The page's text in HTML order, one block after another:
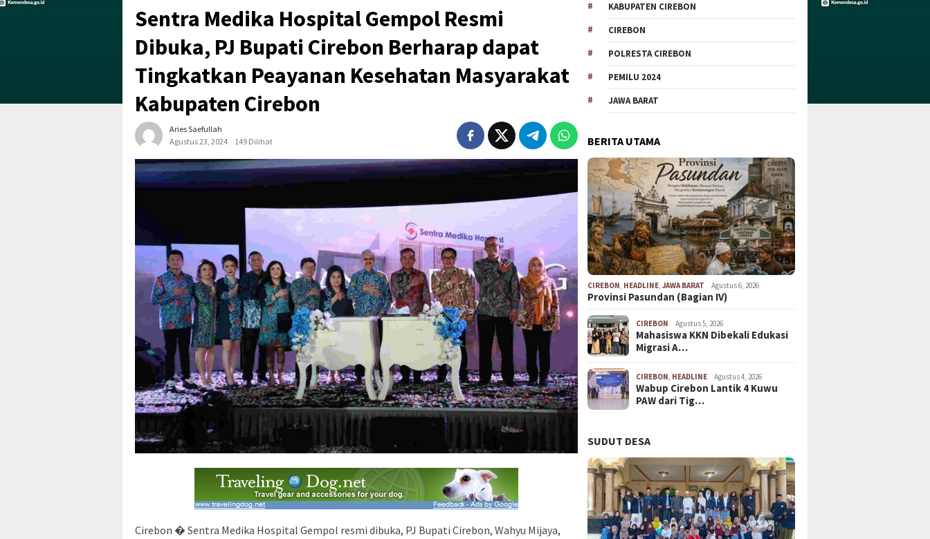
Sentra Medika Hospital Gempol Resmi
Dibuka, PJ Bupati Cirebon Berharap dapat
Tingkatkan Peayanan Kesehatan Masyarakat
Kabupaten Cirebon
Aries Saefullah
Agustus 23, 2024
149 Dilihat
Cirebon � Sentra Medika Hospital Gempol resmi dibuka, PJ Bupati Cirebon, Wahyu Mijaya,
KABUPATEN CIREBON
CIREBON
POLRESTA CIREBON
PEMILU 2024
JAWA BARAT
BERITA UTAMA
CIREBON, HEADLINE,JAWA BARAT Agustus 6, 2026
Provinsi Pasundan (Bagian IV)
CIREBON Agustus 5, 2026
Mahasiswa KKN Dibekali Edukasi
Migrasi A…
CIREBON, HEADLINE Agustus 4, 2026
Wabup Cirebon Lantik 4 Kuwu
PAW dari Tig…
SUDUT DESA